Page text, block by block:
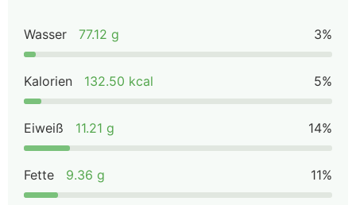
Wasser 77.12 g 3%
Kalorien 132.50 kcal 5%
Eiweiß 11.21 g 14%
Fette 9.36 g 11%